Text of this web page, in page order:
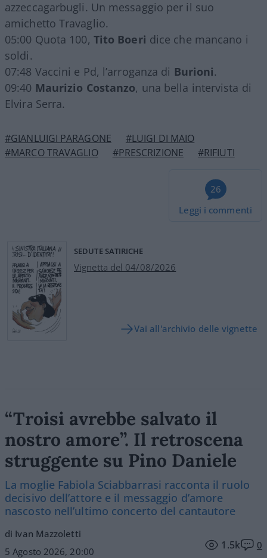
azzeccagarbugli. Un messaggio per il suo
amichetto Travaglio.
05:00 Quota 100, Tito Boeri dice che mancano i
soldi.
07:48 Vaccini e Pd, l’arroganza di Burioni.
09:40 Maurizio Costanzo, una bella intervista di
Elvira Serra.
#GIANLUIGI PARAGONE
#LUIGI DI MAIO
#MARCO TRAVAGLIO
#PRESCRIZIONE #RIFIUTI
26
Leggi i commenti
SEDUTE SATIRICHE
Vignetta del 04/08/2026
Vai all'archivio delle vignette
“Troisi avrebbe salvato il
nostro amore”. Il retroscena
struggente su Pino Daniele
La moglie Fabiola Sciabbarrasi racconta il ruolo
decisivo dell’attore e il messaggio d’amore
nascosto nell’ultimo concerto del cantautore
di Ivan Mazzoletti
5 Agosto 2026, 20:00
1.5k 0